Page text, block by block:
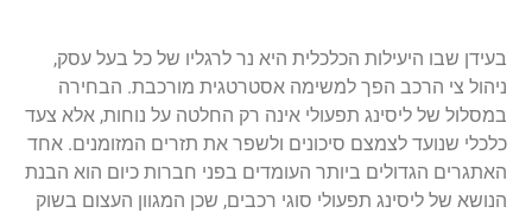
בעידן שבו היעילות הכלכלית היא נר לרגליו של כל בעל עסק,
ניהול צי הרכב הפך למשימה אסטרטגית מורכבת. הבחירה
במסלול של ליסינג תפעולי אינה רק החלטה על נוחות, אלא צעד
כלכלי שנועד לצמצם סיכונים ולשפר את תזרים המזומנים. אחד
האתגרים הגדולים ביותר העומדים בפני חברות כיום הוא הבנת
הנושא של ליסינג תפעולי סוגי רכבים, שכן המגוון העצום בשוק